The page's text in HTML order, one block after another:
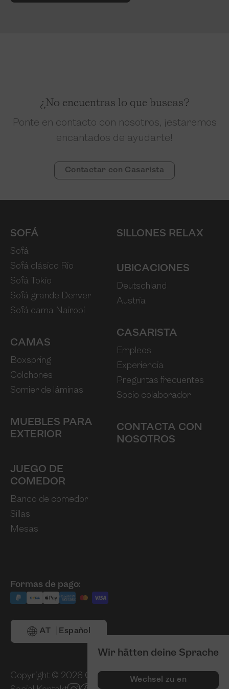
¿No encuentras lo que buscas?
Ponte en contacto con nosotros, ¡estaremos
encantados de ayudarte!
Contactar con Casarista
SOFÁ
Sofá
Sofá clásico Rio
Sofá Tokio
Sofá grande Denver
Sofá cama Nairobi
CAMAS
Boxspring
Colchones
Somier de láminas
MUEBLES PARA
EXTERIOR
JUEGO DE
COMEDOR
Banco de comedor
Sillas
Mesas
SILLONES RELAX
UBICACIONES
Deutschland
Austria
CASARISTA
Empleos
Experiencia
Preguntas frecuentes
Socio colaborador
CONTACTA CON
NOSOTROS
Formas de pago:
AT Español
Copyright © 2026 Casarista GTCPie de
Wir hätten deine Sprache
Wechsel zu en